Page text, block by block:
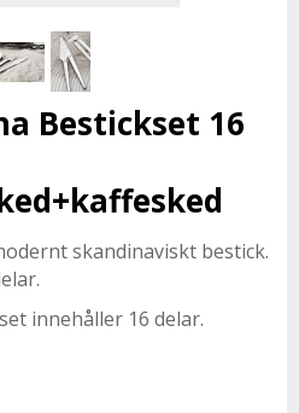
Bestickset 16
skandinaviskt bestick.
innehåller 16 delar.